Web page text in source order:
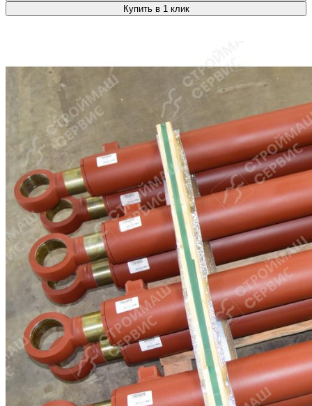
Купить в 1 клик